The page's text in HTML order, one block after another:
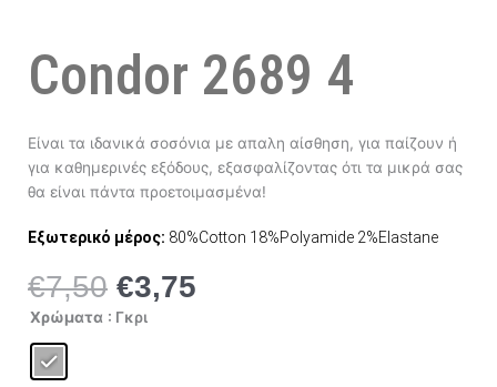
Condor 2689 4
Είναι τα ιδανικά σοσόνια με απαλη αίσθηση, για παίζουν ή
για καθημερινές εξόδους, εξασφαλίζοντας ότι τα μικρά σας
θα είναι πάντα προετοιμασμένα!
Εξωτερικό μέρος: 80%Cotton 18%Polyamide 2%Elastane
€7,50 Original
price
€3,75
Χρώματα : Γκρι
2689
ποσότητα